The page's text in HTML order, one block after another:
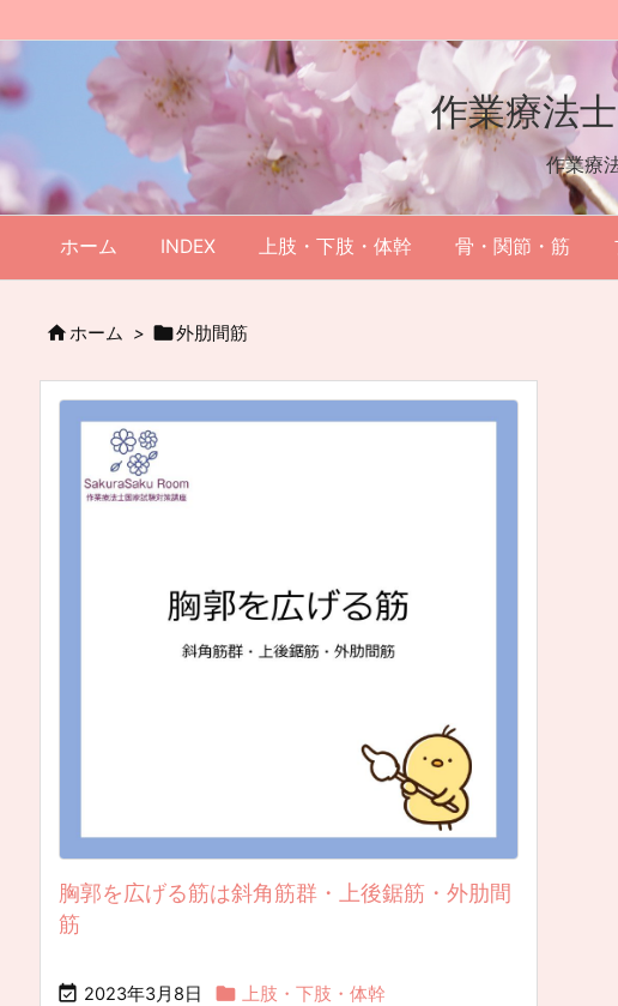
作業療法
作業療
ホーム INDEX 上肢・下肢・体幹 骨・関節・筋
ホーム > 外肋間筋
胸郭を広げる筋は斜角筋群・上後鋸筋・外肋間
筋
 2023年3月8日  上肢・下肢・体幹